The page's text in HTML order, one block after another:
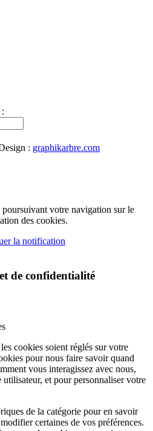
: graphikarbre.com
votre navigation sur le
des cookies.
la notification
de confidentialité
cookies soient réglés sur votre
pour nous faire savoir quand
vous interagissez avec nous,
et pour personnaliser votre
de la catégorie pour en savoir
certaines de vos préférences.